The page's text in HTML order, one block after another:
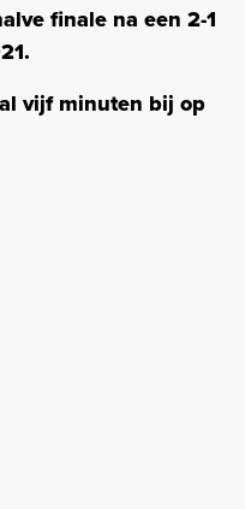
finale na een 2-1
vijf minuten bij op